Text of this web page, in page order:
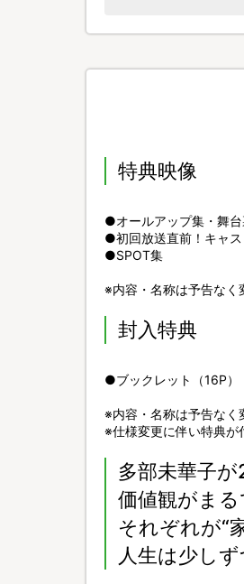
特典映像
●オールアップ集・舞
●初回放送直前！キャ
●SPOT集
※内容・名称は予告なく
封入特典
●ブックレット（16P）
※内容・名称は予告なく
※仕様変更に伴い特典が
多部未華子
価値観がまる
それぞれが“
人生は少し